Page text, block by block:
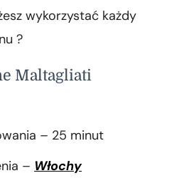
wykorzystać każdy
?
Maltagliati
– 25 minut
– Włochy